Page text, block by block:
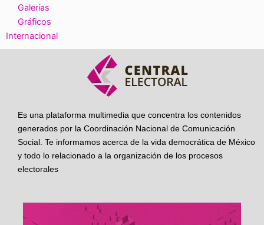
Galerías
Gráficos
Internacional
Es una plataforma multimedia que concentra los contenidos
generados por la Coordinación Nacional de Comunicación
Social. Te informamos acerca de la vida democrática de México
y todo lo relacionado a la organización de los procesos
electorales